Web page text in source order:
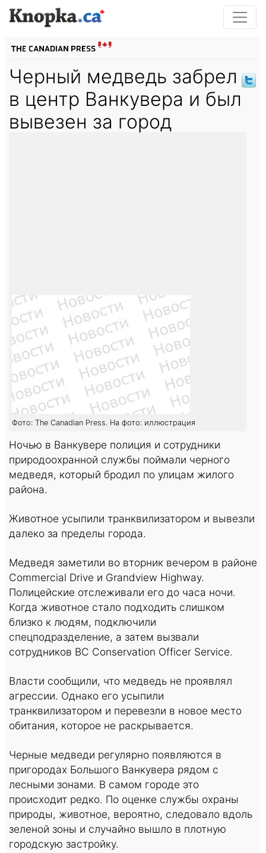
Черный медведь забрел
в центр Ванкувера и был
вывезен за город
Фото: The Canadian Press. На фото: иллюстрация
Ночью в Ванкувере полиция и сотрудники
природоохранной службы поймали черного
медведя, который бродил по улицам жилого
района.
Животное усыпили транквилизатором и вывезли
далеко за пределы города.
Медведя заметили во вторник вечером в районе
Commercial Drive и Grandview Highway.
Полицейские отслеживали его до часа ночи.
Когда животное стало подходить слишком
близко к людям, подключили
спецподразделение, а затем вызвали
сотрудников BC Conservation Officer Service.
Власти сообщили, что медведь не проявлял
агрессии. Однако его усыпили
транквилизатором и перевезли в новое место
обитания, которое не раскрывается.
Черные медведи регулярно появляются в
пригородах Большого Ванкувера рядом с
лесными зонами. В самом городе это
происходит редко. По оценке службы охраны
природы, животное, вероятно, следовало вдоль
зеленой зоны и случайно вышло в плотную
городскую застройку.